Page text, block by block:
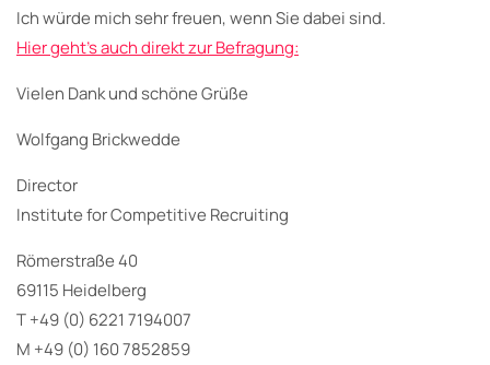
Ich würde mich sehr freuen, wenn Sie dabei sind.
Hier geht’s auch direkt zur Befragung:
Vielen Dank und schöne Grüße
Wolfgang Brickwedde
Director
Institute for Competitive Recruiting
Römerstraße 40
69115 Heidelberg
T +49 (0) 6221 7194007
M +49 (0) 160 7852859